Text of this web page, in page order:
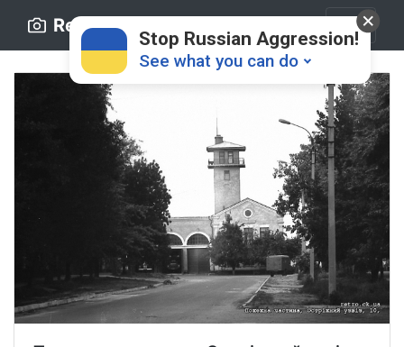
Retro.ck.ua
Stop Russian Aggression!
See what you can do
Donate 💸
Support Ukraine ❤